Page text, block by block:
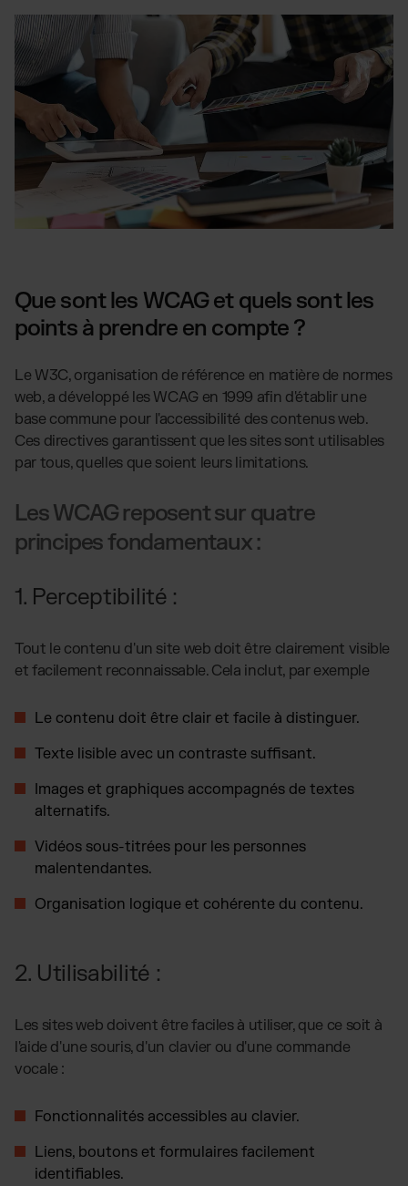
Que sont les WCAG et quels sont les
points à prendre en compte ?
Le W3C, organisation de référence en matière de normes
web, a développé les WCAG en 1999 afin d'établir une
base commune pour l'accessibilité des contenus web.
Ces directives garantissent que les sites sont utilisables
par tous, quelles que soient leurs limitations.
Les WCAG reposent sur quatre
principes fondamentaux :
1. Perceptibilité :
Tout le contenu d'un site web doit être clairement visible
et facilement reconnaissable. Cela inclut, par exemple
Le contenu doit être clair et facile à distinguer.
Texte lisible avec un contraste suffisant.
Images et graphiques accompagnés de textes
alternatifs.
Vidéos sous-titrées pour les personnes
malentendantes.
Organisation logique et cohérente du contenu.
2. Utilisabilité :
Les sites web doivent être faciles à utiliser, que ce soit à
l'aide d'une souris, d'un clavier ou d'une commande
vocale :
Fonctionnalités accessibles au clavier.
Liens, boutons et formulaires facilement
identifiables.